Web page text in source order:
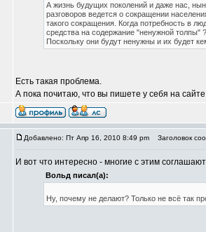
А жизнь будущих поколений и даже нас,
разговоров ведется о сокращении
такого сокращения. Когда потребность в
средства на содержание "ненужной
Поскольку они будут ненужны и их будет
Есть такая проблема.
А пока почитаю, что вы пишете у себя на
Добавлено: Пт Апр 16, 2010 8:49 pm Заголовок
И вот что интересно - многие с этим
Вольд писал(а):
Ну, почему не делают? Только не всё так